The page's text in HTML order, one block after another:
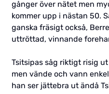
gånger över nätet men
kommer upp i nästan 50.
ganska fräsigt också,
uttröttad, vinnande
Tsitsipas såg riktigt risig
men vände och vann
han ser jättebra ut ändå